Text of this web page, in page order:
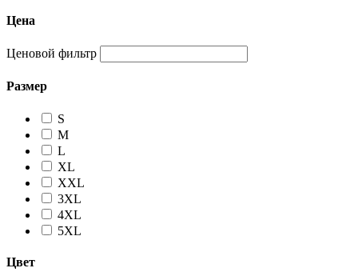
Цена
Ценовой фильтр
Размер
S
M
L
XL
XXL
3XL
4XL
5XL
Цвет